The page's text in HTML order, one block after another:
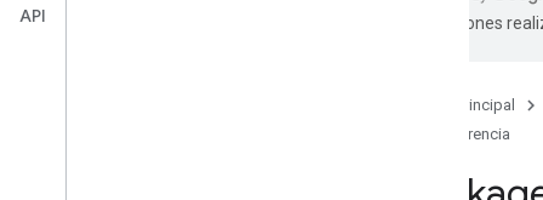
traducciones
Página principal
Referencia
API